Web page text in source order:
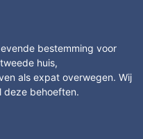
bestemming voor
huis,
als expat overwegen. Wij
deze behoeften.